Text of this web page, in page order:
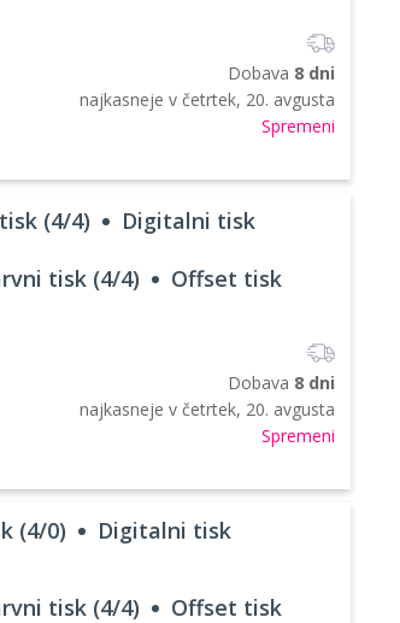
Dobava 8 dni
najkasneje v četrtek, 20. avgusta
Spremeni
(4/4) Digitalni tisk
tisk (4/4) Offset tisk
Dobava 8 dni
najkasneje v četrtek, 20. avgusta
Spremeni
(4/0) Digitalni tisk
tisk (4/4) Offset tisk